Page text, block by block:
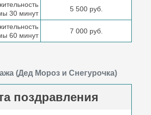
30 минут
5 500 руб.
60 минут
7 000 руб.
(Дед Мороз и Снегурочка)
поздравления